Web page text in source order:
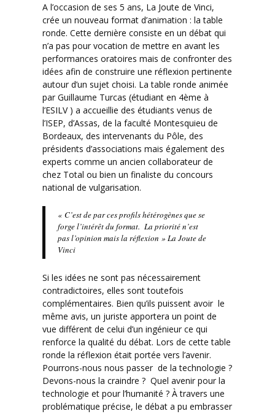
A l’occasion de ses 5 ans, La Joute de Vinci,
crée un nouveau format d’animation : la table
ronde. Cette dernière consiste en un débat qui
n’a pas pour vocation de mettre en avant les
performances oratoires mais de confronter des
idées afin de construire une réflexion pertinente
autour d’un sujet choisi. La table ronde animée
par Guillaume Turcas (étudiant en 4ème à
l’ESILV ) a accueillie des étudiants venus de
l’ISEP, d’Assas, de la faculté Montesquieu de
Bordeaux, des intervenants du Pôle, des
présidents d’associations mais également des
experts comme un ancien collaborateur de
chez Total ou bien un finaliste du concours
national de vulgarisation.
« C’est de par ces profils hétérogènes que se
forge l’intérêt du format. La priorité n’est
pas l’opinion mais la réflexion » La Joute de
Vinci
Si les idées ne sont pas nécessairement
contradictoires, elles sont toutefois
complémentaires. Bien qu’ils puissent avoir le
même avis, un juriste apportera un point de
vue différent de celui d’un ingénieur ce qui
renforce la qualité du débat. Lors de cette table
ronde la réflexion était portée vers l’avenir.
Pourrons-nous nous passer de la technologie ?
Devons-nous la craindre ? Quel avenir pour la
technologie et pour l’humanité ? À travers une
problématique précise, le débat a pu embrasser